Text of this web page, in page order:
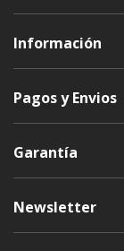
Información
Pagos y Envios
Garantía
Newsletter